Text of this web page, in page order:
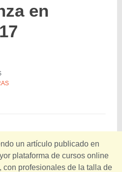
en
un artículo publicado en
plataforma de cursos online
con profesionales de la talla de